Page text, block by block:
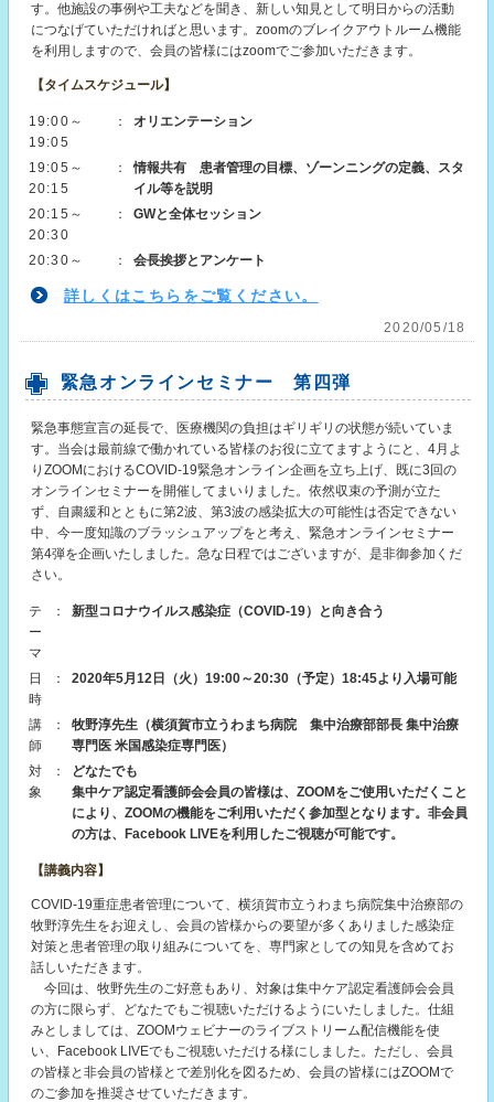
す。他施設の事例や工夫などを聞き、新しい知見として明日からの活動
につなげていただければと思います。zoomのブレイクアウトルーム機能
を利用しますので、会員の皆様にはzoomでご参加いただきます。
【タイムスケジュール】
19:00～
19:05
： オリエンテーション
19:05～
20:15
：
情報共有 患者管理の目標、ゾーンニングの定義、スタ
イル等を説明
20:15～
20:30
： GWと全体セッション
20:30～ ： 会長挨拶とアンケート
詳しくはこちらをご覧ください。
2020/05/18
緊急オンラインセミナー 第四弾
緊急事態宣言の延長で、医療機関の負担はギリギリの状態が続いていま
す。当会は最前線で働かれている皆様のお役に立てますようにと、4月よ
りZOOMにおけるCOVID-19緊急オンライン企画を立ち上げ、既に3回の
オンラインセミナーを開催してまいりました。依然収束の予測が立た
ず、自粛緩和とともに第2波、第3波の感染拡大の可能性は否定できない
中、今一度知識のブラッシュアップをと考え、緊急オンラインセミナー
第4弾を企画いたしました。急な日程ではございますが、是非御参加くだ
さい。
テ
ー
マ
： 新型コロナウイルス感染症（COVID-19）と向き合う
日
時
： 2020年5月12日（火）19:00～20:30（予定）18:45より入場可能
講
師
：
牧野淳先生（横須賀市立うわまち病院 集中治療部部長 集中治療
専門医 米国感染症専門医）
対
象
：
どなたでも
集中ケア認定看護師会会員の皆様は、ZOOMをご使用いただくこと
により、ZOOMの機能をご利用いただく参加型となります。非会員
の方は、Facebook LIVEを利用したご視聴が可能です。
【講義内容】
COVID-19重症患者管理について、横須賀市立うわまち病院集中治療部の
牧野淳先生をお迎えし、会員の皆様からの要望が多くありました感染症
対策と患者管理の取り組みについてを、専門家としての知見を含めてお
話しいただきます。
今回は、牧野先生のご好意もあり、対象は集中ケア認定看護師会会員
の方に限らず、どなたでもご視聴いただけるようにいたしました。仕組
みとしましては、ZOOMウェビナーのライブストリーム配信機能を使
い、Facebook LIVEでもご視聴いただける様にしました。ただし、会員
の皆様と非会員の皆様とで差別化を図るため、会員の皆様にはZOOMで
のご参加を推奨させていただきます。